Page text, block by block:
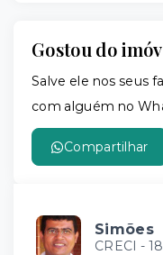
Gostou do
Salve ele nos seus
com alguém no
Compartilhar
Simões
CRECI -